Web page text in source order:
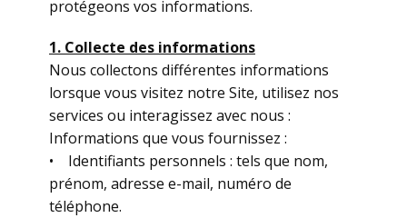
protégeons vos informations.
1. Collecte des informations
Nous collectons différentes informations
lorsque vous visitez notre Site, utilisez nos
services ou interagissez avec nous :
Informations que vous fournissez :
• Identifiants personnels : tels que nom,
prénom, adresse e-mail, numéro de
téléphone.